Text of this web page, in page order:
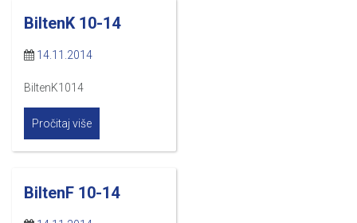
BiltenK 10-14
14.11.2014
BiltenK1014
Pročitaj više
BiltenF 10-14